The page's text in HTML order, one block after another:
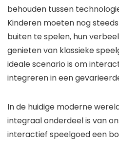
behouden tussen
Kinderen moeten nog
buiten te spelen, hun
genieten van klassieke
ideale scenario is om
integreren in een
In de huidige moderne
integraal onderdeel is van
interactief speelgoed een